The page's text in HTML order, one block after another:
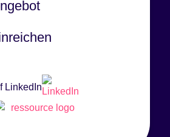
LinkedIn